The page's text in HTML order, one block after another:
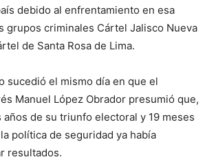
debido al enfrentamiento en esa
grupos criminales Cártel Jalisco Nueva
de Santa Rosa de Lima.
sucedió el mismo día en que el
Manuel López Obrador presumió que,
de su triunfo electoral y 19 meses
política de seguridad ya había
resultados.